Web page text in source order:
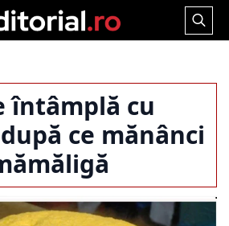
Search
întâmplă cu
ce mănânci